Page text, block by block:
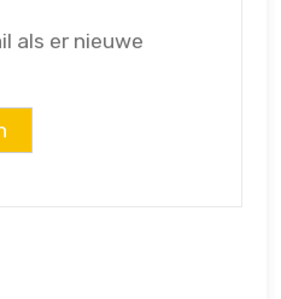
als er nieuwe